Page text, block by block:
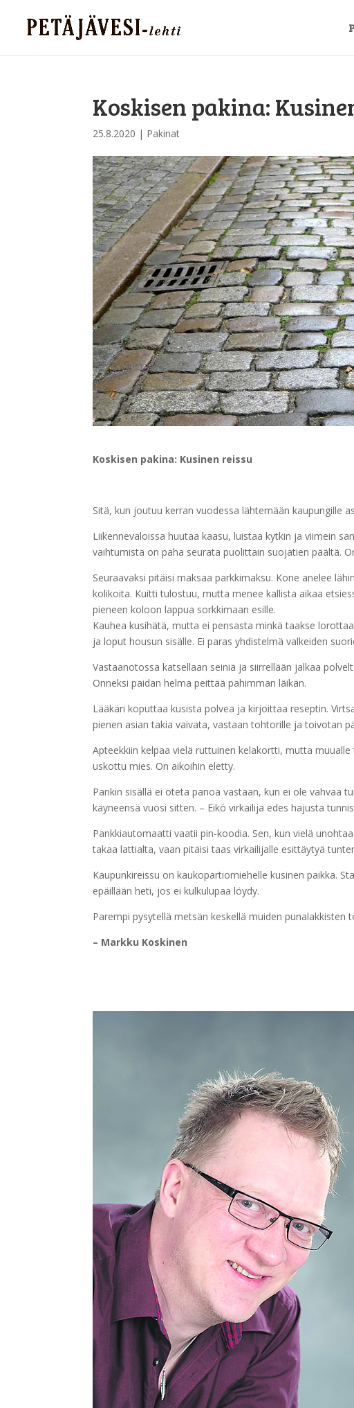
Koskisen pakina:
25.8.2020 | Pakinat
Koskisen pakina: Kusinen reissu
Sitä, kun joutuu kerran vuodessa lähtemään kaupungille
Liikennevaloissa huutaa kaasu, luistaa kytkin ja viimein
vaihtumista on paha seurata puolittain suojatien päältä.
Seuraavaksi pitäisi maksaa parkkimaksu. Kone anelee
kolikoita. Kuitti tulostuu, mutta menee kallista aikaa
pieneen koloon lappua sorkkimaan esille.
Kauhea kusihätä, mutta ei pensasta minkä taakse
ja loput housun sisälle. Ei paras yhdistelmä valkeiden
Vastaanotossa katsellaan seiniä ja siirrellään jalkaa
Onneksi paidan helma peittää pahimman läikän.
Lääkäri koputtaa kusista polvea ja kirjoittaa reseptin.
pienen asian takia vaivata, vastaan tohtorille ja toivotan
Apteekkiin kelpaa vielä ruttuinen kelakortti, mutta
uskottu mies. On aikoihin eletty.
Pankin sisällä ei oteta panoa vastaan, kun ei ole vahvaa
käyneensä vuosi sitten. – Eikö virkailija edes hajusta
Pankkiautomaatti vaatii pin-koodia. Sen, kun vielä
takaa lattialta, vaan pitäisi taas virkailijalle esittäytyä
Kaupunkireissu on kaukopartiomiehelle kusinen paikka.
epäillään heti, jos ei kulkulupaa löydy.
Parempi pysytellä metsän keskellä muiden
– Markku Koskinen